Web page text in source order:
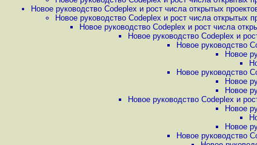
Новое руководство Codeplex и рост числа открытых
Новое руководство Codeplex и рост числа открытых
Новое руководство Codeplex и рост числа
Новое руководство Codeplex и
Новое руководство
Новое
Новое руководство
Новое
Новое
Новое руководство Codeplex и
Новое
Новое
Новое руководство